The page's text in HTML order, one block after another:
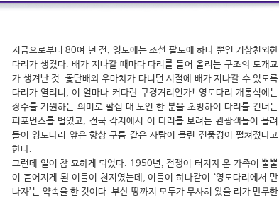
지금으로부터 80여 년 전, 영도에는 조선 팔도에 하나 뿐인 기상천외한
다리가 생겼다. 배가 지나갈 때마다 다리를 들어 올리는 구조의 도개교
가 생겨난 것. 돛단배와 우마차가 다니던 시절에 배가 지나갈 수 있도록
다리가 열리니, 이 얼마나 커다란 구경거리인가! 영도다리 개통식에는
장수를 기원하는 의미로 팔십 대 노인 한 분을 초빙하여 다리를 건너는
퍼포먼스를 벌였고, 전국 각지에서 이 다리를 보려는 관광객들이 몰려
들어 영도다리 앞은 항상 구름 같은 사람이 몰린 진풍경이 펼쳐졌다고
한다.
그런데 일이 참 묘하게 되었다. 1950년, 전쟁이 터지자 온 가족이 뿔뿔
이 흩어지게 된 이들이 천지였는데, 이들이 하나같이 ‘영도다리에서 만
나자’는 약속을 한 것이다. 부산 땅까지 모두가 무사히 왔을 리가 만무한